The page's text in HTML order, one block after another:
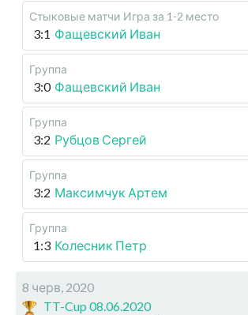
Стыковые матчи Игра за 1-2 место
3:1 Фащевский Иван
Группа
3:0 Фащевский Иван
Группа
3:2 Рубцов Сергей
Группа
3:2 Максимчук Артем
Группа
1:3 Колесник Петр
8 черв, 2020
TT-Cup 08.06.2020